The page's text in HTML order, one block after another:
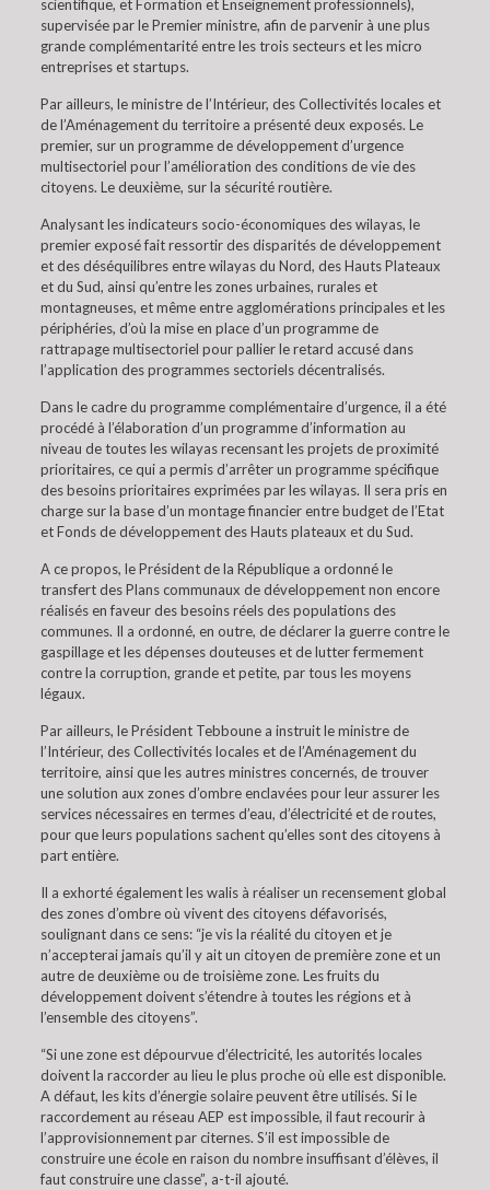
scientifique, et Formation et Enseignement professionnels),
supervisée par le Premier ministre, afin de parvenir à une plus
grande complémentarité entre les trois secteurs et les micro
entreprises et startups.
Par ailleurs, le ministre de l’Intérieur, des Collectivités locales et
de l’Aménagement du territoire a présenté deux exposés. Le
premier, sur un programme de développement d’urgence
multisectoriel pour l’amélioration des conditions de vie des
citoyens. Le deuxième, sur la sécurité routière.
Analysant les indicateurs socio-économiques des wilayas, le
premier exposé fait ressortir des disparités de développement
et des déséquilibres entre wilayas du Nord, des Hauts Plateaux
et du Sud, ainsi qu’entre les zones urbaines, rurales et
montagneuses, et même entre agglomérations principales et les
périphéries, d’où la mise en place d’un programme de
rattrapage multisectoriel pour pallier le retard accusé dans
l’application des programmes sectoriels décentralisés.
Dans le cadre du programme complémentaire d’urgence, il a été
procédé à l’élaboration d’un programme d’information au
niveau de toutes les wilayas recensant les projets de proximité
prioritaires, ce qui a permis d’arrêter un programme spécifique
des besoins prioritaires exprimées par les wilayas. Il sera pris en
charge sur la base d’un montage financier entre budget de l’Etat
et Fonds de développement des Hauts plateaux et du Sud.
A ce propos, le Président de la République a ordonné le
transfert des Plans communaux de développement non encore
réalisés en faveur des besoins réels des populations des
communes. Il a ordonné, en outre, de déclarer la guerre contre le
gaspillage et les dépenses douteuses et de lutter fermement
contre la corruption, grande et petite, par tous les moyens
légaux.
Par ailleurs, le Président Tebboune a instruit le ministre de
l’Intérieur, des Collectivités locales et de l’Aménagement du
territoire, ainsi que les autres ministres concernés, de trouver
une solution aux zones d’ombre enclavées pour leur assurer les
services nécessaires en termes d’eau, d’électricité et de routes,
pour que leurs populations sachent qu’elles sont des citoyens à
part entière.
Il a exhorté également les walis à réaliser un recensement global
des zones d’ombre où vivent des citoyens défavorisés,
soulignant dans ce sens: “je vis la réalité du citoyen et je
n’accepterai jamais qu’il y ait un citoyen de première zone et un
autre de deuxième ou de troisième zone. Les fruits du
développement doivent s’étendre à toutes les régions et à
l’ensemble des citoyens”.
“Si une zone est dépourvue d’électricité, les autorités locales
doivent la raccorder au lieu le plus proche où elle est disponible.
A défaut, les kits d’énergie solaire peuvent être utilisés. Si le
raccordement au réseau AEP est impossible, il faut recourir à
l’approvisionnement par citernes. S’il est impossible de
construire une école en raison du nombre insuffisant d’élèves, il
faut construire une classe”, a-t-il ajouté.